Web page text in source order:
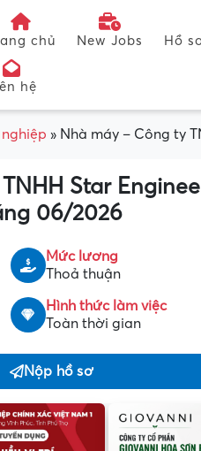
chủ New Jobs Hồ
hệ
» Nhà máy – Công ty
Star
06/2026
Mức lương
Thoả thuận
Hình thức làm việc
Toàn thời gian
Nộp hồ sơ